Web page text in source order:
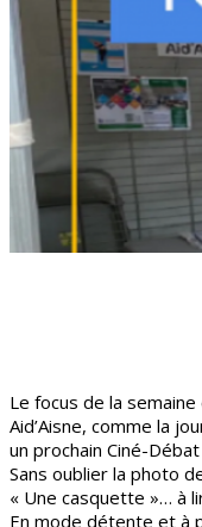
Le focus de la
Aid’Aisne, comme la
un prochain Ciné-
Sans oublier la photo
« Une casquette »… à
En mode détente et à